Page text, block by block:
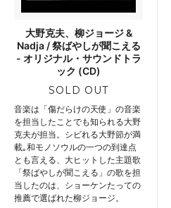
大野克夫、柳ジョージ &
Nadja / 祭ばやしが聞こえる
- オリジナル・サウンドトラ
ック (CD)
SOLD OUT
音楽は「傷だらけの天使」の音楽
を担当したことでも知られる大野
克夫が担当。シビれる大野節が満
載｡和モノソウルの一つの到達点
とも言える、大ヒットした主題歌
「祭ばやしが聞こえる」の歌を担
当したのは、ショーケンたっての
推薦で選ばれた柳ジョージ。